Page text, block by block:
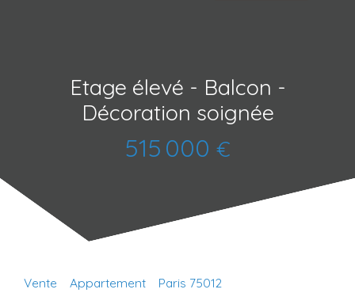
Etage élevé - Balcon -
Décoration soignée
515 000 €
Vente Appartement
Paris 75012